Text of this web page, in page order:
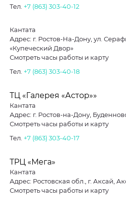
Тел. +7 (863) 303-40-12
Кантата
Адрес: г. Ростов-На-Дону, ул.
«Купеческий Двор»
Смотреть часы работы и карту
Тел. +7 (863) 303-40-18
ТЦ «Галерея «Астор»»
Кантата
Адрес: г. Ростов-на-Дону,
Смотреть часы работы и карту
Тел. +7 (863) 303-40-17
ТРЦ «Мега»
Кантата
Адрес: Ростовская обл., г. Аксай,
Смотреть часы работы и карту